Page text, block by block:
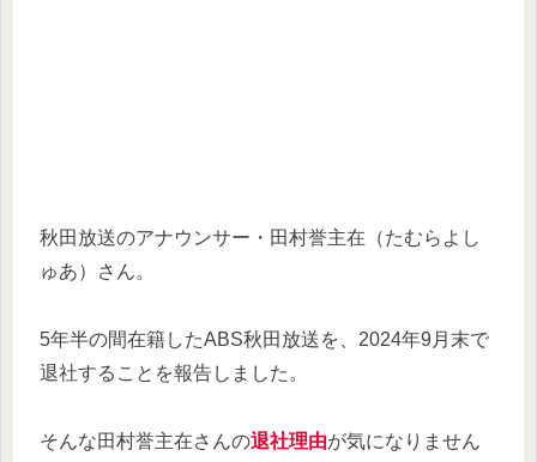
秋田放送のアナウンサー・田村誉主在（たむらよし
ゅあ）さん。
5年半の間在籍したABS秋田放送を、2024年9月末で
退社することを報告しました。
そんな田村誉主在さんの退社理由が気になりません